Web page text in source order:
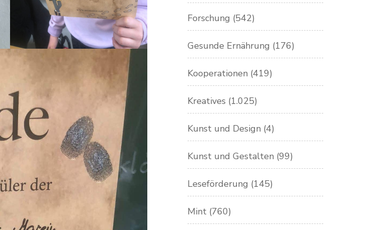
Forschung (542)
Gesunde Ernährung (176)
Kooperationen (419)
Kreatives (1.025)
Kunst und Design (4)
Kunst und Gestalten (99)
Leseförderung (145)
Mint (760)